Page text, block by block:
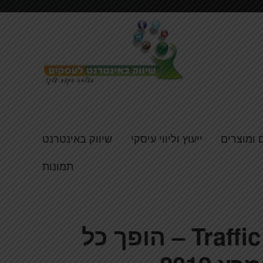
שיווק באינטרנט ייעוץ וליווי עיסקי ומוצרים
תמונות
אירוע טראפיק – Traffic Success – הופך כל